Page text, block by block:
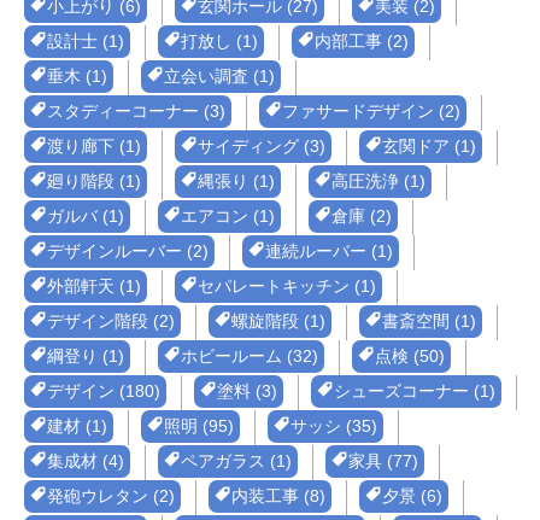
小上がり (6) 玄関ホール (27)
美装 (2)
設計士 (1)
打放し (1)
内部工事 (2)
垂木 (1)
立会い調査 (1)
スタディーコーナー (3)
ファサードデザイン (2)
渡り廊下 (1)
サイディング (3)
玄関ドア (1)
廻り階段 (1)
縄張り (1)
高圧洗浄 (1)
ガルバ (1)
エアコン (1)
倉庫 (2)
デザインルーバー (2)
連続ルーバー (1)
外部軒天 (1)
セパレートキッチン (1)
デザイン階段 (2)
螺旋階段 (1)
書斎空間 (1)
綱登り (1)
ホビールーム (32)
点検 (50)
デザイン (180)
塗料 (3)
シューズコーナー (1)
建材 (1)
照明 (95)
サッシ (35)
集成材 (4)
ペアガラス (1)
家具 (77)
発砲ウレタン (2)
内装工事 (8)
夕景 (6)